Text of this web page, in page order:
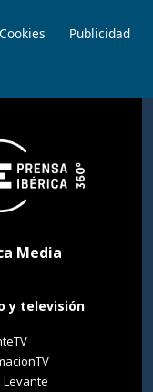
Publicidad
Media
y televisión
Levante